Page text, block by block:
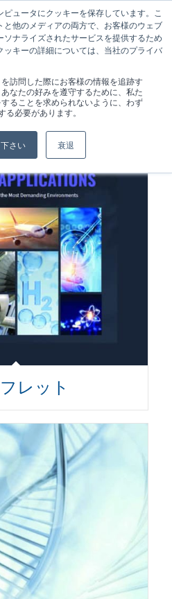
ュータにクッキーを保存しています。こ
他のメディアの両方で、お客様のウェブ
ナライズされたサービスを提供するため
キーの詳細については、当社のプライバ
訪問した際にお客様の情報を追跡す
なたの好みを遵守するために、私た
ることを求められないように、わず
る必要があります。
さい 衰退
ス
レット